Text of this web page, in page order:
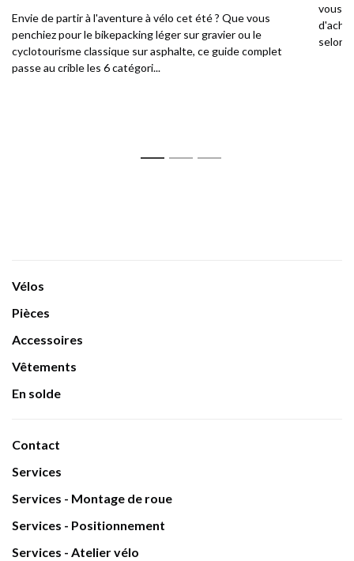
Envie de partir à l'aventure à vélo cet été ? Que vous
penchiez pour le bikepacking léger sur gravier ou le
cyclotourisme classique sur asphalte, ce guide complet
passe au crible les 6 catégori...
vous
selon
Vélos
Pièces
Accessoires
Vêtements
En solde
Contact
Services
Services - Montage de roue
Services - Positionnement
Services - Atelier vélo